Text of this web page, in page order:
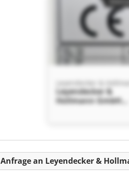
Leyendecker &
Hollmann GmbH
Anfrage an Leyendecker &